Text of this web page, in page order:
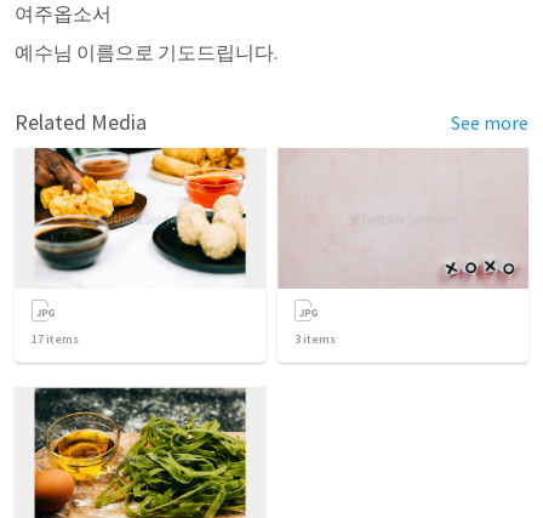
여주옵소서
예수님 이름으로 기도드립니다.
Related Media See more
17 items 3 items